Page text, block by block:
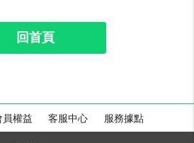
回首頁
員權益 客服中心 服務據點